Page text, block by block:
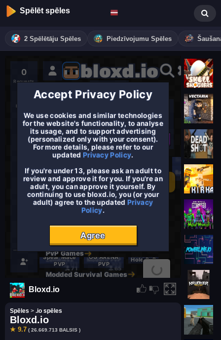
Spēlēt spēles
2 Spēlētāju Spēles Piedzīvojumu Spēles
Bloxd.io
Spēles > .io spēles
Bloxd.io
★ 9.7 ( 26.669.713 BALSIS )